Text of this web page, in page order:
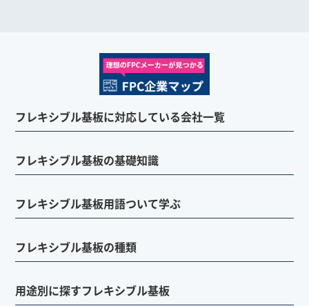
フレキシブル基板に対応している会社一覧
フレキシブル基板の基礎知識
フレキシブル基板用語ついて学ぶ
フレキシブル基板の種類
用途別に探すフレキシブル基板